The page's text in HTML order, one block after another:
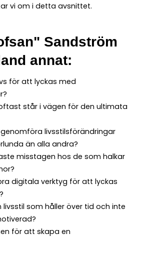
vi om i detta avsnittet.
Sandström
annat:
för att lyckas med
står i vägen för den ultimata
livsstilsförändringar
än alla andra?
misstagen hos de som halkar
digitala verktyg för att lyckas
livsstil som håller över tid och inte
för att skapa en